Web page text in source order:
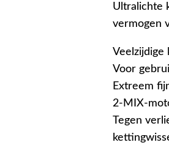
Ultralichte
vermogen
Veelzijdige
Voor
Extreem
2-MIX-
Tegen